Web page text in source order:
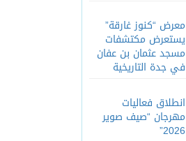
معرض “كنوز غارقة”
يستعرض مكتشفات
مسجد عثمان بن عفان
في جدة التاريخية
انطلاق فعاليات
مهرجان “صيف صوير
2026”